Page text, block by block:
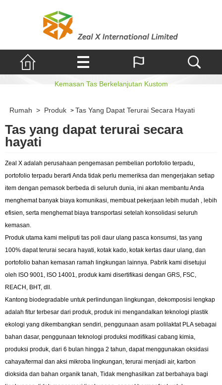
Tas yang dapat terurai secara hayati
Kemasan Tas Berkelanjutan Kustom
Rumah > Produk > Tas Yang Dapat Terurai Secara Hayati
Tas yang dapat terurai secara
hayati
Zeal X adalah perusahaan pengemasan pembelian portofolio terpadu,
portofolio terpadu berarti Anda tidak perlu memeriksa dan mengerjakan setiap
item dengan pemasok berbeda di seluruh dunia, ini akan membantu Anda
menghemat banyak biaya komunikasi, membuat pekerjaan lebih mudah , lebih
efisien, serta menghemat biaya transportasi setelah konsolidasi seluruh
kemasan.
Produk utama kami meliputi tas poli daur ulang pasca konsumsi, tas yang
100% dapat terurai secara hayati, kotak kado, kotak kertas daur ulang, dan
portofolio bahan kemasan ramah lingkungan lainnya. Pabrik kami disetujui
oleh ISO 9001, ISO 14001, produk kami disertifikasi dengan GRS, FSC,
REACH, BHT, dll.
Kantong biodegradable untuk perlindungan lingkungan, dekomposisi lengkap
adalah fitur terbesar dari produk, produk ini mengandalkan teknologi plastik
ekologi yang dikembangkan sendiri, penggunaan asam polilaktat PLA sebagai
bahan dasar, penggunaan teknologi produksi modifikasi cabang kimia,
produksi produk, dari 6 bulan hingga 2 tahun, dapat menggunakan oksidasi
cahaya/termal dan aksi mikroba lingkungan, terurai menjadi air, karbon
dioksida dan bahan organik tanah, Tidak menghasilkan zat berbahaya bagi